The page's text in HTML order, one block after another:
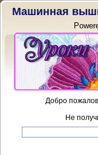
Машинная
Добро
Не